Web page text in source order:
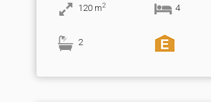
120 m2 4
2